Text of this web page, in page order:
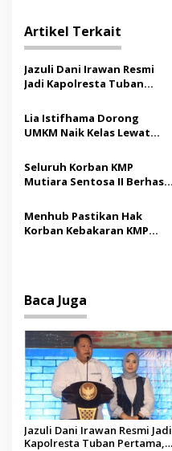
i
g
a
s
i
p
o
s
Artikel Terkait
Jazuli Dani Irawan Resmi
Jadi Kapolresta Tuban
Harkamtibmas
Lia Istifhama Dorong
UMKM Naik Kelas Lewat
Soroti Pemberdayaan
Difabel
Seluruh Korban KMP
Mutiara Sentosa II Berhasil
Audit Operator Kapal
Menhub Pastikan Hak
Korban Kebakaran KMP
Baca Juga
Jazuli Dani Irawan Resmi Jadi
Kapolresta Tuban Pertama,